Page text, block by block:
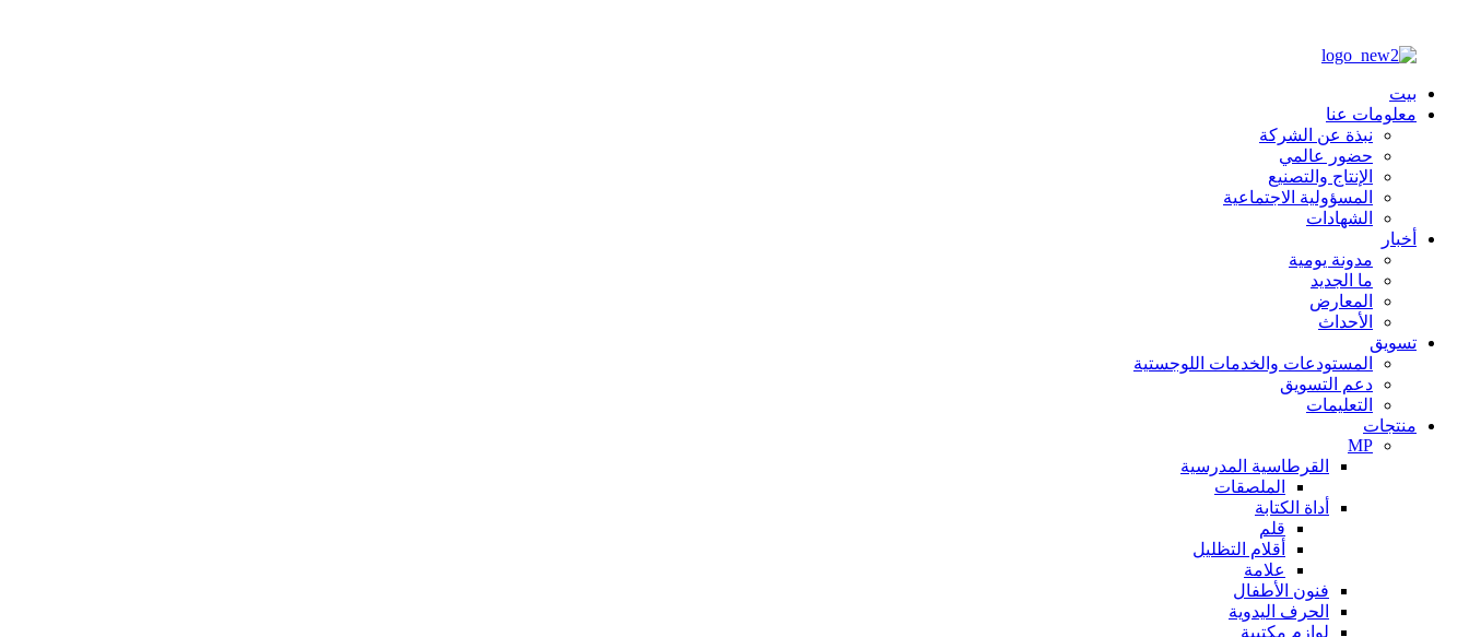
بيت
معلومات عنا
نبذة عن الشركة
حضور عالمي
الإنتاج والتصنيع
المسؤولية الاجتماعية
الشهادات
أخبار
مدونة يومية
ما الجديد
المعارض
الأحداث
تسويق
المستودعات والخدمات اللوجستية
دعم التسويق
التعليمات
منتجات
MP
القرطاسية المدرسية
الملصقات
أداة الكتابة
قلم
أقلام التظليل
علامة
فنون الأطفال
الحرف اليدوية
لوازم مكتبية